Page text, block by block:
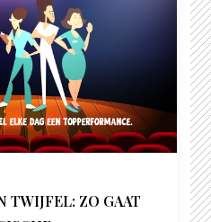
TWIJFEL: ZO GAAT